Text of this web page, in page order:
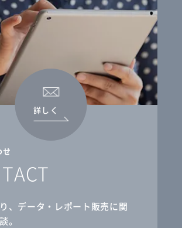
せ
、データ・レポート販売に関
。
詳しく